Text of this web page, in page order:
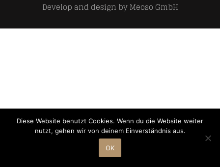
Develop and design byMeoso GmbH
Diese Website benutzt Cookies. Wenn du die Website weiter
nutzt, gehen wir von deinem Einverständnis aus.
OK